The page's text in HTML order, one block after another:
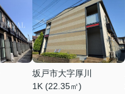
坂戸市大字厚川
1K (22.35㎡)